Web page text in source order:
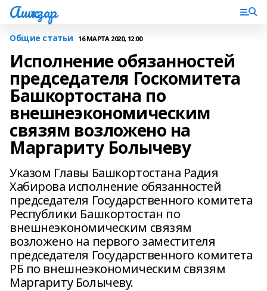
Ашҡаҙар
Общие статьи 16 МАРТА 2020, 12:00
Исполнение обязанностей
председателя Госкомитета
Башкортостана по
внешнеэкономическим
связям возложено на
Маргариту Болычеву
Указом Главы Башкортостана Радия
Хабирова исполнение обязанностей
председателя Государственного комитета
Республики Башкортостан по
внешнеэкономическим связям
возложено на первого заместителя
председателя Государственного комитета
РБ по внешнеэкономическим связям
Маргариту Болычеву.